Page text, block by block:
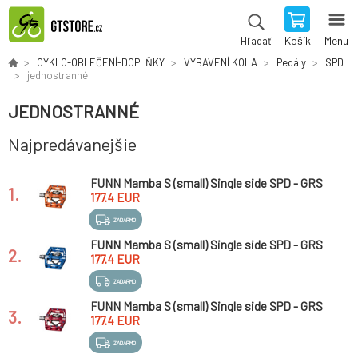
Hľadať Košík Menu
CYKLO-OBLEČENÍ-DOPLŇKY VYBAVENÍ KOLA Pedály
SPD
jednostranné
JEDNOSTRANNÉ
Najpredávanejšie
1.
ZADARMO
FUNN Mamba S (small) Single side SPD - GRS
pedály - oranžové
177.4 EUR
2.
ZADARMO
FUNN Mamba S (small) Single side SPD - GRS
pedály - modré
177.4 EUR
3.
ZADARMO
FUNN Mamba S (small) Single side SPD - GRS
pedály - červené
177.4 EUR